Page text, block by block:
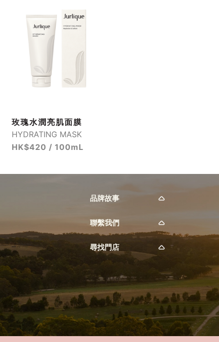
玫瑰水潤亮肌面膜
HYDRATING MASK
HK$420 / 100mL
品牌故事
聯繫我們
尋找門店